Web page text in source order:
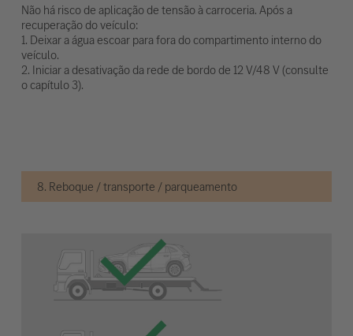
Não há risco de aplicação de tensão à carroceria. Após a
recuperação do veículo:
1. Deixar a água escoar para fora do compartimento interno do
veículo.
2. Iniciar a desativação da rede de bordo de 12 V/48 V (consulte
o capítulo 3).
8. Reboque / transporte / parqueamento